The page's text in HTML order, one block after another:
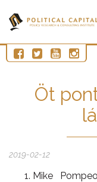
Öt
2019-02-12
Mike